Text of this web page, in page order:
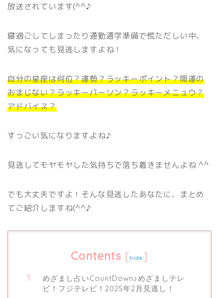
放送されています(^^♪
寝過ごしてしまったり通勤通学準備で慌ただしい中、
気になっても見逃しますよね！
自分の星座は何位？運勢？ラッキーポイント？開運の
おまじない？ラッキーパーソン？ラッキーメニュウ？
アドバイス？
すっごい気になりますよね♪
見逃してモヤモヤした気持ちで落ち着きませんよね ^^
でも大丈夫ですよ！そんな見逃したあなたに、まとめ
てご紹介しますね(^^♪
Contents [hide ]
めざまし占いCountDown♪めざましテレ
ビ！フジテレビ！2025年2月見逃し！